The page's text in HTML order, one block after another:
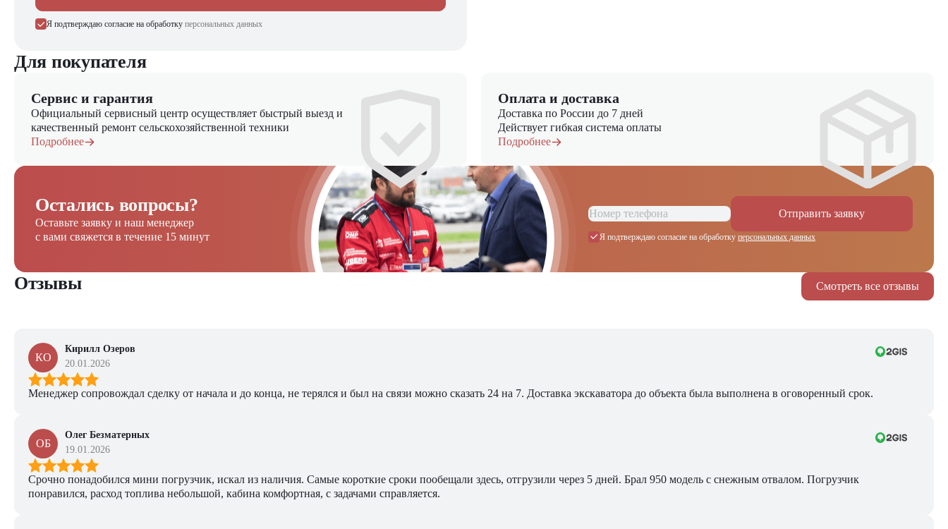
Я подтверждаю согласие на обработку персональных данных
Для покупателя
Сервис и гарантия
Официальный сервисный центр осуществляет быстрый выезд и
качественный ремонт сельскохозяйственной техники
Подробнее
Оплата и доставка
Доставка по России до 7 дней
Действует гибкая система оплаты
Подробнее
Остались вопросы?
Оставьте заявку и наш менеджер
с вами свяжется в течение 15 минут
Отправить заявку
Я подтверждаю согласие на обработку персональных данных
Смотреть все отзывы
Отзывы
КО
Кирилл Озеров
20.01.2026
Менеджер сопровождал сделку от начала и до конца, не терялся и был на связи можно сказать 24 на 7. Доставка экскаватора до объекта была выполнена в оговоренный срок.
ОБ
Олег Безматерных
19.01.2026
Срочно понадобился мини погрузчик, искал из наличия. Самые короткие сроки пообещали здесь, отгрузили через 5 дней. Брал 950 модель с снежным отвалом. Погрузчик
понравился, расход топлива небольшой, кабина комфортная, с задачами справляется.